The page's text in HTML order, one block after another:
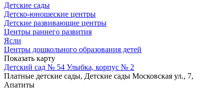
Детские сады
Детско-юношеские центры
Детские развивающие центры
Центры раннего развития
Ясли
Центры дошкольного образования детей
Показать карту
Детский сад № 54 Улыбка, корпус № 2
Платные детские сады, Детские сады Московская ул., 7,
Апатиты